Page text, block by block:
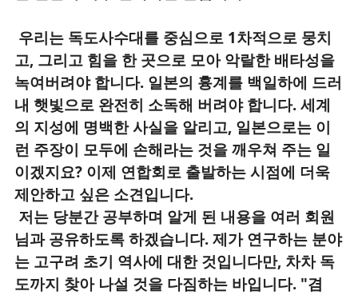
우리는 독도사수대를 중심으로 1차적으로 뭉치
고, 그리고 힘을 한 곳으로 모아 악랄한 배타성을
녹여버려야 합니다. 일본의 흉계를 백일하에 드러
내 햇빛으로 완전히 소독해 버려야 합니다. 세계
의 지성에 명백한 사실을 알리고, 일본으로는 이
런 주장이 모두에 손해라는 것을 깨우쳐 주는 일
이겠지요? 이제 연합회로 출발하는 시점에 더욱
제안하고 싶은 소견입니다.
저는 당분간 공부하며 알게 된 내용을 여러 회원
님과 공유하도록 하겠습니다. 제가 연구하는 분야
는 고구려 초기 역사에 대한 것입니다만, 차차 독
도까지 찾아 나설 것을 다짐하는 바입니다. "겸